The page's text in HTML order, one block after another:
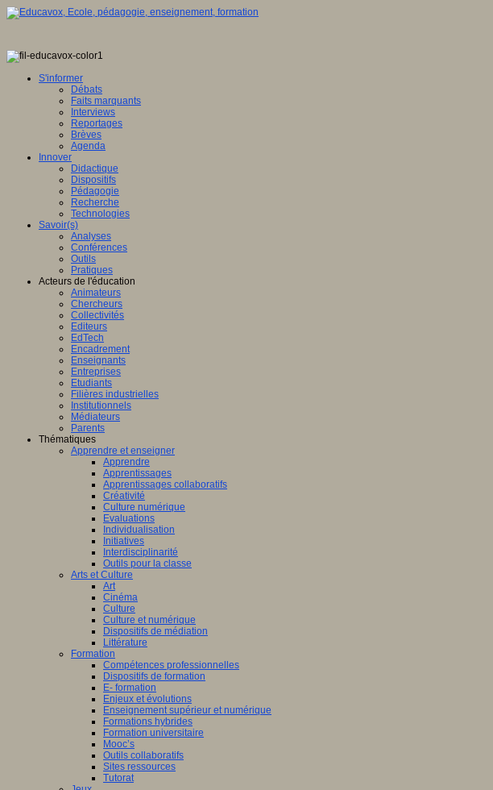
S'informer
Débats
Faits marquants
Interviews
Reportages
Brèves
Agenda
Innover
Didactique
Dispositifs
Pédagogie
Recherche
Technologies
Savoir(s)
Analyses
Conférences
Outils
Pratiques
Acteurs de l'éducation
Animateurs
Chercheurs
Collectivités
Editeurs
EdTech
Encadrement
Enseignants
Entreprises
Etudiants
Filières industrielles
Institutionnels
Médiateurs
Parents
Thématiques
Apprendre et enseigner
Apprendre
Apprentissages
Apprentissages collaboratifs
Créativité
Culture numérique
Evaluations
Individualisation
Initiatives
Interdisciplinarité
Outils pour la classe
Arts et Culture
Art
Cinéma
Culture
Culture et numérique
Dispositifs de médiation
Littérature
Formation
Compétences professionnelles
Dispositifs de formation
E- formation
Enjeux et évolutions
Enseignement supérieur et numérique
Formations hybrides
Formation universitaire
Mooc’s
Outils collaboratifs
Sites ressources
Tutorat